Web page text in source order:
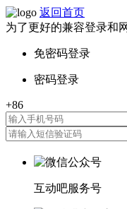
返回首页
为了更好的兼容登录和
互动吧服务号